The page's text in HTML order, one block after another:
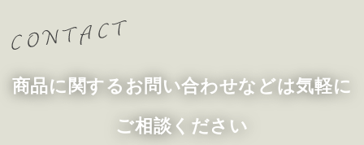
商品に関するお問い合わせなどは気軽に
ご相談ください